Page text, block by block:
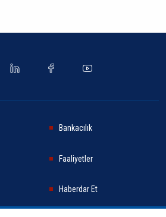
Bankacılık
Faaliyetler
Haberdar Et